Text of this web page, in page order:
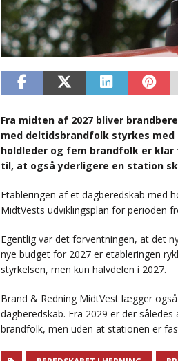
Fra midten af 2027 bliver
med deltidsbrandfolk styrkes
holdleder og fem brandfolk er
til, at også yderligere en station
Etableringen af et dagberedskab med
MidtVests udviklingsplan for perioden
Egentlig var det forventningen, at det
nye budget for 2027 er etableringen
styrkelsen, men kun halvdelen i 2027.
Brand & Redning MidtVest lægger
dagberedskab. Fra 2029 er der
brandfolk, men uden at stationen er